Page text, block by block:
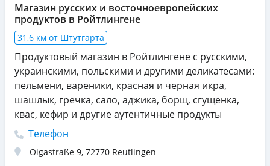
Магазин русских и восточноевропейских
продуктов в Ройтлингене
31,6 км от Штутгарта
Продуктовый магазин в Ройтлингене с русскими,
украинскими, польскими и другими деликатесами:
пельмени, вареники, красная и черная икра,
шашлык, гречка, сало, аджика, борщ, сгущенка,
квас, кефир и другие аутентичные продукты
Телефон
Olgastraße 9, 72770 Reutlingen